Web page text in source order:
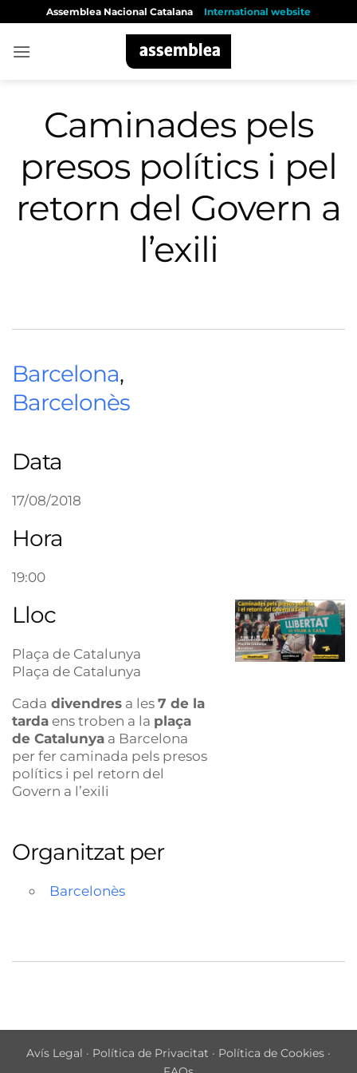
content
Assemblea Nacional Catalana International website
Caminades pels
presos polítics i pel
retorn del Govern a
l’exili
Barcelona,
Barcelonès
Data
17/08/2018
Hora
19:00
Lloc
Plaça de Catalunya
Plaça de Catalunya
Cada divendres a les7 de la
tardaens troben a la plaça
de Catalunya a Barcelona
per fer caminada pels presos
polítics i pel retorn del
Govern a l’exili
Organitzat per
Barcelonès
Avís Legal · Política de Privacitat · Política de Cookies ·